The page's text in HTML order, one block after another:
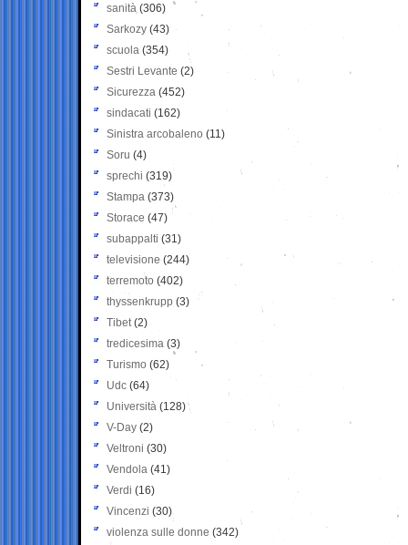
sanità (306)
Sarkozy (43)
scuola (354)
Sestri Levante (2)
Sicurezza (452)
sindacati (162)
Sinistra arcobaleno (11)
Soru (4)
sprechi (319)
Stampa (373)
Storace (47)
subappalti (31)
televisione(244)
terremoto (402)
thyssenkrupp (3)
Tibet(2)
tredicesima (3)
Turismo (62)
Udc (64)
Università (128)
V-Day (2)
Veltroni (30)
Vendola (41)
Verdi (16)
Vincenzi (30)
violenza sulle donne (342)